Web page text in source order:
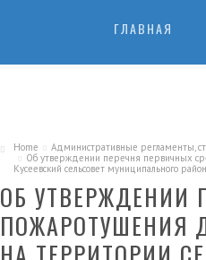
ГЛАВНАЯ
Home
Административные регламенты,
Об утверждении перечня первичных
Кусеевский сельсовет муниципального
ОБ УТВЕРЖДЕНИИ